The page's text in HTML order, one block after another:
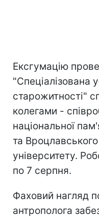
Ексгумацію
"Спеціалізована
старожитності"
колегами -
національної
та
університету.
по 7 серпня.
Фаховий нагляд
антрополога